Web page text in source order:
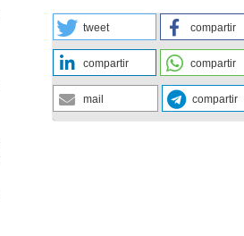
tweet compartir
compartir compartir
mail compartir